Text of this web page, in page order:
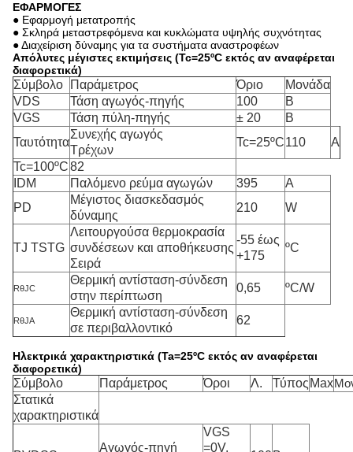
ΕΦΑΡΜΟΓΕΣ
● Εφαρμογή μετατροπής
● Σκληρά μεταστρεφόμενα και κυκλώματα υψηλής συχνότητας
● Διαχείριση δύναμης για τα συστήματα αναστροφέων
Απόλυτες μέγιστες εκτιμήσεις (Tc=25ºC εκτός αν αναφέρεται
διαφορετικά)
Σύμβολο Παράμετρος Όριο
Μονάδα
VDS
Τάση αγωγός-πηγής 100
Β
VGS
Τάση πύλη-πηγής ± 20
Β
Ταυτότητα
Συνεχής αγωγός
Τρέχων
Tc=25ºC110
Α
Tc=100ºC82
IDM
Παλόμενο ρεύμα αγωγών 395
Α
PD
Μέγιστος διασκεδασμός
δύναμης
210 W
TJ TSTG
Λειτουργούσα θερμοκρασία
συνδέσεων και αποθήκευσης
Σειρά
-55 έως
+175
ºC
RθJC
Θερμική αντίσταση-σύνδεση
στην περίπτωση
0,65 ºC/W
RθJA
Θερμική αντίσταση-σύνδεση
σε περιβαλλοντικό
62
Ηλεκτρικά χαρακτηριστικά (Ta=25ºC εκτός αν αναφέρεται
διαφορετικά)
Σύμβολο Παράμετρος Όροι Λ. Τύπος Max
Στατικά
χαρακτηριστικά
Αγωγός-πηγή
VGS
=0V,